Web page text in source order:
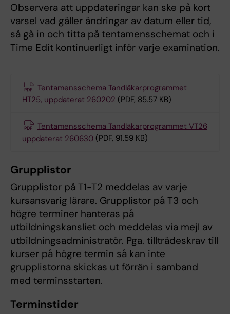
Observera att uppdateringar kan ske på kort
varsel vad gäller ändringar av datum eller tid,
så gå in och titta på tentamensschemat och i
Time Edit kontinuerligt inför varje examination.
Tentamensschema Tandläkarprogrammet
HT25, uppdaterat 260202 (PDF, 85.57 KB)
Tentamensschema Tandläkarprogrammet VT26
uppdaterat 260630 (PDF, 91.59 KB)
Grupplistor
Grupplistor på T1-T2 meddelas av varje
kursansvarig lärare. Grupplistor på T3 och
högre terminer hanteras på
utbildningskansliet och meddelas via mejl av
utbildningsadministratör. Pga. tillträdeskrav till
kurser på högre termin så kan inte
grupplistorna skickas ut förrän i samband
med terminsstarten.
Terminstider